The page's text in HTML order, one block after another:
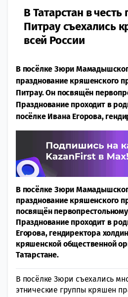
В Татарстан в честь
Питрау съехались
всей России
В посёлке Зюри
празднование кряшенского
Питрау. Он посвящён
Празднование проходит в
посёлке Ивана Егорова,
В посёлке Зюри
празднование кряшенского
посвящён
Празднование проходит в
Егорова, гендиректора
кряшенской общественной
Татарстане.
В посёлке Зюри съехались
этнические группы кряшен